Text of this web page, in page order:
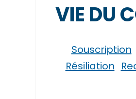
VIE DU
Souscription
Résiliation